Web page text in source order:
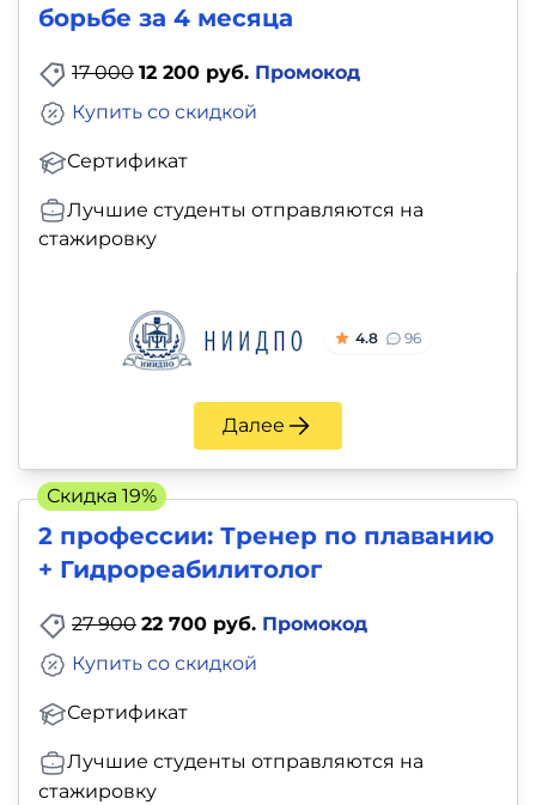
борьбе за 4 месяца
17 000 12 200 руб. Промокод
Сертификат
Купить со скидкой
Лучшие студенты отправляются на
стажировку
4.8 96
Далее
2 профессии: Тренер по плаванию
+ Гидрореабилитолог
27 900 22 700 руб. Промокод
Сертификат
Купить со скидкой
Лучшие студенты отправляются на
стажировку
Скидка 19%